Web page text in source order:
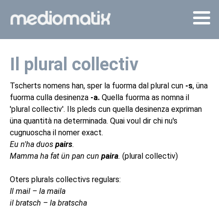
Il plural collectiv
Tscherts nomens han, sper la fuorma dal plural cun -s, üna
fuorma culla desinenza -a. Quella fuorma as nomna il
'plural collectiv'. Ils pleds cun quella desinenza expriman
üna quantità na determinada. Quai voul dir chi nu's
cugnuoscha il nomer exact.
Eu n'ha duos pairs.
Mamma ha fat ün pan cun paira. (plural collectiv)
Oters plurals collectivs regulars:
Il mail – la maila
il bratsch – la bratscha